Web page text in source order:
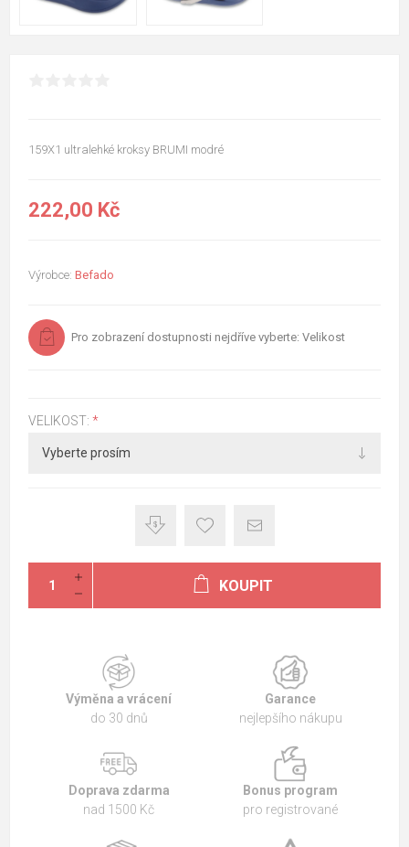
159X1 ultralehké kroksy BRUMI modré
222,00 Kč
Výrobce: Befado
Pro zobrazení dostupnosti nejdříve vyberte: Velikost
VELIKOST: *
KOUPIT
Výměna a vrácení
do 30 dnů
Garance
nejlepšího nákupu
Doprava zdarma
nad 1500 Kč
Bonus program
pro registrované